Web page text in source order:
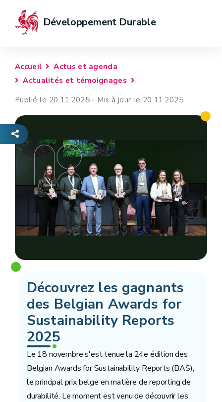
Développement Durable
Accueil
Actus et agenda
Actualités et témoignages
Publié le 20.11.2025 - Mis à jour le 20.11.2025
Découvrez les gagnants
des Belgian Awards for
Sustainability Reports
2025
Le 18 novembre s'est tenue la 24e édition des
Belgian Awards for Sustainability Reports (BAS),
le principal prix belge en matière de reporting de
durabilité. Le moment est venu de découvrir les